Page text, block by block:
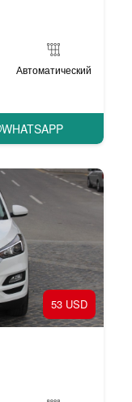
Автоматический
WHATSAPP
53 USD